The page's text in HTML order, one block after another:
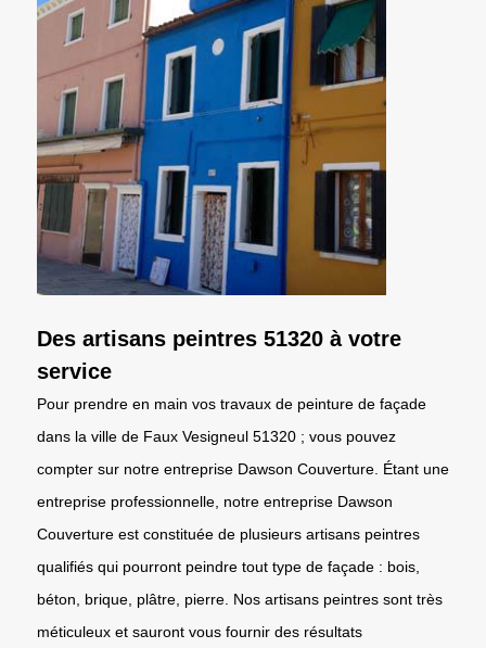
Des artisans peintres 51320 à votre
service
Pour prendre en main vos travaux de peinture de façade
dans la ville de Faux Vesigneul 51320 ; vous pouvez
compter sur notre entreprise Dawson Couverture. Étant une
entreprise professionnelle, notre entreprise Dawson
Couverture est constituée de plusieurs artisans peintres
qualifiés qui pourront peindre tout type de façade : bois,
béton, brique, plâtre, pierre. Nos artisans peintres sont très
méticuleux et sauront vous fournir des résultats